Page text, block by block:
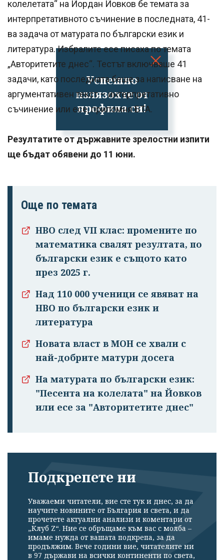
Успешно
излязохте от
профила си!
колелетата“ на Йордан Йовков бе темата за
интерпретативното съчинение в последната, 41-
ва задача от матурата по български език и
литература. Избралите есе писаха по темата
„Авторитетите днес“. Тестът включваше 41
задачи, като последната беше за написване на
аргументативен текст – интерпретативно
съчинение или есе, припомня БТА.
Резултатите от държавните зрелостни изпити
ще бъдат обявени до 11 юни.
Още по темата
НВО след VII клас: промените по
математика свалят резултата, по
български език е същото като
през 2025 г.
Над 110 000 ученици се явяват на
НВО по български език и
литература
Новата власт в МОН се хвали с
най-добрите матури досега
На матурата по български език:
"Песента на колелата" на Йовков
или есе за "Авторитетите днес"
Подкрепете ни
Уважаеми читатели, вие сте тук и днес, за да
научите новините от България и света, и да
прочетете актуални анализи и коментари от
„Клуб Z“. Ние се обръщаме към вас с молба –
имаме нужда от вашата подкрепа, за да
продължим. Вече години вие, читателите ни
в 97 държави на всички континенти по света,